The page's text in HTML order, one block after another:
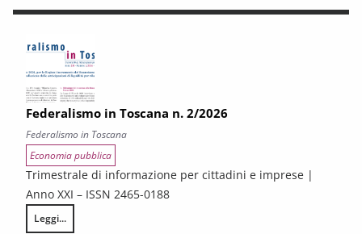
Federalismo in Toscana n. 2/2026
Federalismo in Toscana
Economia pubblica
Trimestrale di informazione per cittadini e imprese |
Anno XXI – ISSN 2465-0188
Leggi...
Federalismo in Toscana n. 2/2026